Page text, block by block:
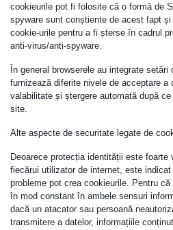
cookieurile pot fi folosite că o formă de
spyware sunt conștiente de acest fapt
cookie-urile pentru a fi șterse în cadrul
anti-virus/anti-spyware.
În general browserele au integrate
furnizează diferite nivele de acceptare a
valabilitate și ștergere automată după
site.
Alte aspecte de securitate legate de
Deoarece protecția identității este foarte
fiecărui utilizator de internet, este
probleme pot crea cookieurile. Pentru
în mod constant în ambele sensuri
dacă un atacator sau persoană
transmitere a datelor, informațiile